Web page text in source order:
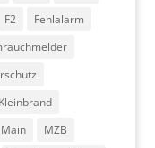
F2
Fehlalarm
Kleinbrand
Main
MZB